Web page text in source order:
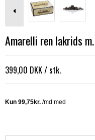
Amarelli ren lakrids
399,00 DKK/ stk.